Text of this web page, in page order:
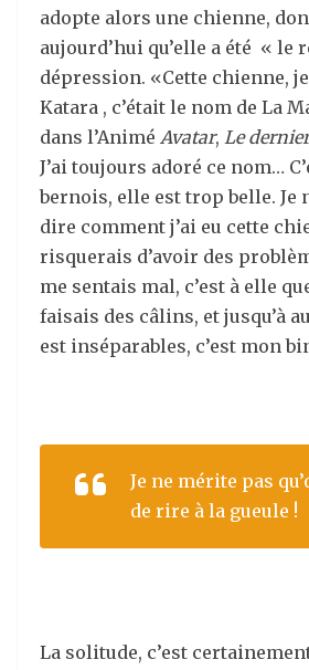
adopte alors une chienne,
aujourd’hui qu’elle a été « le
dépression. «Cette chienne,
Katara , c’était le nom de La
dans l’Animé Avatar, Le
J’ai toujours adoré ce nom…
bernois, elle est trop belle. Je
dire comment j’ai eu cette
risquerais d’avoir des
me sentais mal, c’est à elle
faisais des câlins, et jusqu’à
est inséparables, c’est mon
Je ne mérite pas
de rire à la gueule !
La solitude, c’est